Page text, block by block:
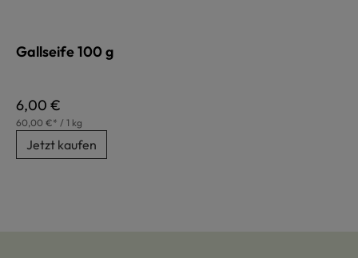
Gallseife 100 g
Regulärer Preis:
6,00 €
60,00 €* / 1 kg
Jetzt kaufen